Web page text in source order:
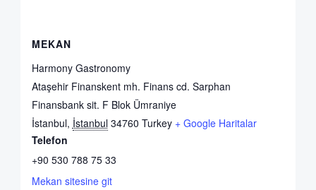
MEKAN
Harmony Gastronomy
Ataşehir Finanskent mh. Finans cd. Sarphan
Finansbank sit. F Blok Ümraniye
İstanbul, İstanbul 34760 Turkey + Google Haritalar
Telefon
+90 530 788 75 33
Mekan sitesine git